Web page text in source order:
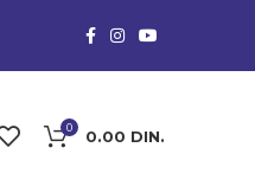
0 0.00 DIN.